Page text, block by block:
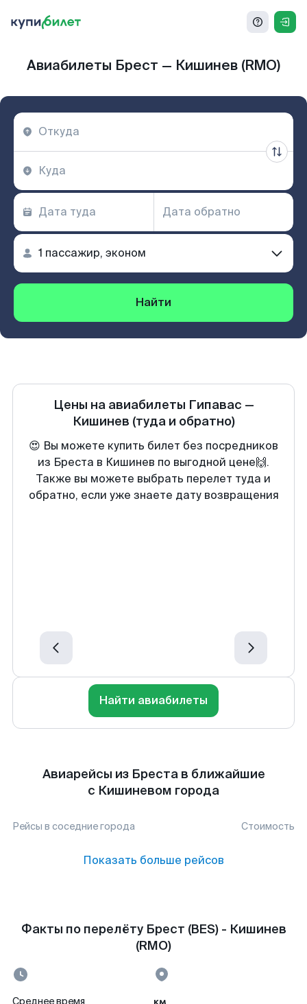
Авиабилеты Брест — Кишинев (RMO)
Найти
Цены на авиабилеты Гипавас —
Кишинев (туда и обратно)
😍 Вы можете купить билет без посредников
из Бреста в Кишинев по выгодной цене🙌.
Также вы можете выбрать перелет туда и
обратно, если уже знаете дату возвращения
Найти авиабилеты
Авиарейсы из Бреста в ближайшие
с Кишиневом города
Рейсы в соседние города Стоимость
Показать больше рейсов
Факты по перелёту Брест (BES) - Кишинев
(RMO)
Среднее время
км